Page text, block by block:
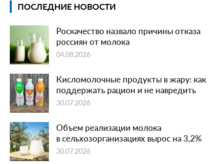
ПОСЛЕДНИЕ НОВОСТИ
Роскачество назвало причины отказа
россиян от молока
04.08.2026
Кисломолочные продукты в жару: как
поддержать рацион и не навредить
30.07.2026
Объем реализации молока
в сельхозорганизациях вырос на 3,2%
30.07.2026